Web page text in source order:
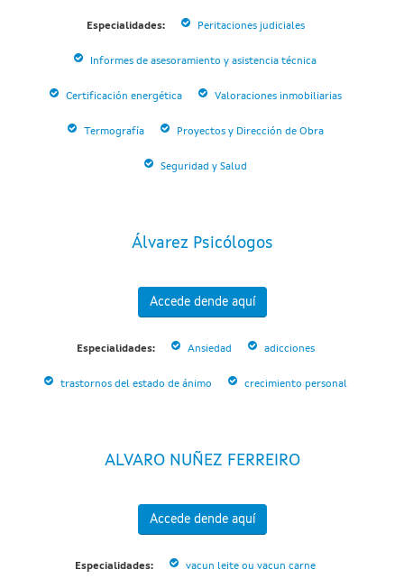
Especialidades: Peritaciones judiciales
Informes de asesoramiento y asistencia técnica
Certificación energética Valoraciones inmobiliarias
Termografía Proyectos y Dirección de Obra
Seguridad y Salud
Álvarez Psicólogos
Accede dende aquí
Especialidades: Ansiedad adicciones
trastornos del estado de ánimo crecimiento personal
ALVARO NUÑEZ FERREIRO
Accede dende aquí
Especialidades: vacun leite ou vacun carne